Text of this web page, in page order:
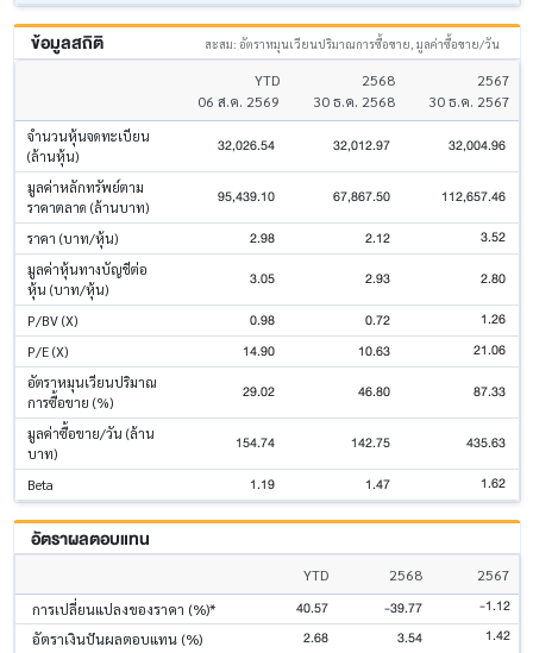
ข้อมูลสถิติ สะสม: อัตราหมุนเวียนปริมาณการซื้อขาย, มูลค่าซื้อขาย/วัน
YTD
06 ส.ค. 2569
2568
30 ธ.ค. 2568
2567
30 ธ.ค. 2567
จำนวนหุ้นจดทะเบียน
(ล้านหุ้น)
32,026.54 32,012.97 32,004.96
มูลค่าหลักทรัพย์ตาม
ราคาตลาด (ล้านบาท)
95,439.10 67,867.50 112,657.46
ราคา (บาท/หุ้น) 2.98 2.12 3.52
มูลค่าหุ้นทางบัญชีต่อ
หุ้น (บาท/หุ้น)
3.05 2.93 2.80
P/BV (X) 0.98 0.72 1.26
P/E (X) 14.90 10.63 21.06
อัตราหมุนเวียนปริมาณ
การซื้อขาย (%)
29.02 46.80 87.33
มูลค่าซื้อขาย/วัน (ล้าน
บาท)
154.74 142.75 435.63
Beta 1.19 1.47 1.62
อัตราผลตอบแทน
YTD 2568
2567
การเปลี่ยนแปลงของราคา (%)*
40.57 -39.77 -1.12
อัตราเงินปันผลตอบแทน (%) 2.68 3.54 1.42